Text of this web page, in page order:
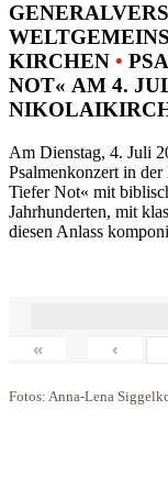
KIRCHEN •
NOT« AM 4.
Am Dienstag, 4. Juli
Psalmenkonzert in
Tiefer Not« mit
Jahrhunderten, mit
diesen Anlass
« ‹
Fotos: Anna-Lena